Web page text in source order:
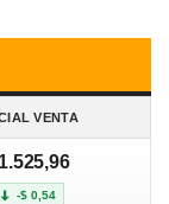
VENTA
-$ 0,54